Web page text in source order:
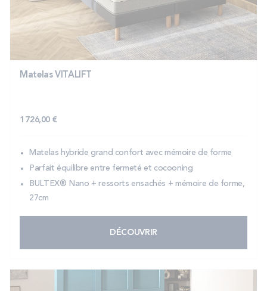
Matelas VITALIFT
1 726,00 €
Matelas hybride grand confort avec mémoire de forme
Parfait équilibre entre fermeté et cocooning
BULTEX® Nano + ressorts ensachés + mémoire de forme,
27cm
DÉCOUVRIR